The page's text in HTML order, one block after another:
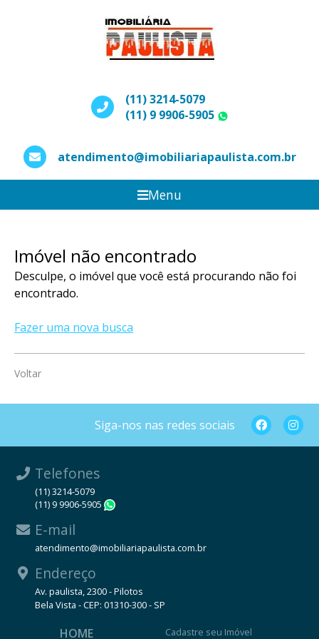
(11) 3214-5079
(11) 9 9906-5905
atendimento@imobiliariapaulista.com.br
Menu
Imóvel não encontrado
Desculpe, o imóvel que você está procurando não foi
encontrado.
Fazer uma nova busca
Voltar
Siga-nos nas redes sociais
Telefones
(11) 3214-5079
(11) 9 9906-5905
E-mail
atendimento@imobiliariapaulista.com.br
Endereço
Av. paulista, 2300 - Pilotos
Bela Vista - CEP: 01310-300 - SP
HOME Cadastre seu Imóvel